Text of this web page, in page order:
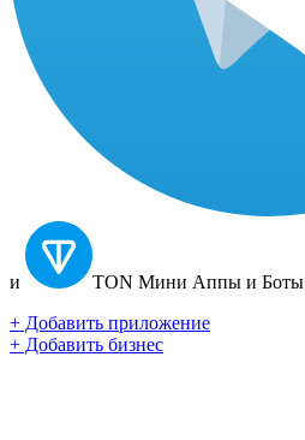
и TON Мини Аппы и Боты
+ Добавить приложение
+ Добавить бизнес